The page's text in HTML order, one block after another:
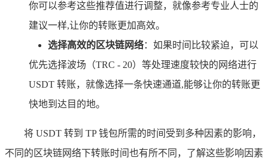
你可以参考这些推荐值进行调整，就像参考专业人士的
建议一样,让你的转账更加高效。
选择高效的区块链网络：如果时间比较紧迫，可以
优先选择波场（TRC - 20）等处理速度较快的网络进行
USDT 转账，就像选择一条快速通道,能够让你的转账更
快地到达目的地。
将 USDT 转到 TP 钱包所需的时间受到多种因素的影响，
不同的区块链网络下转账时间也有所不同，了解这些影响因素